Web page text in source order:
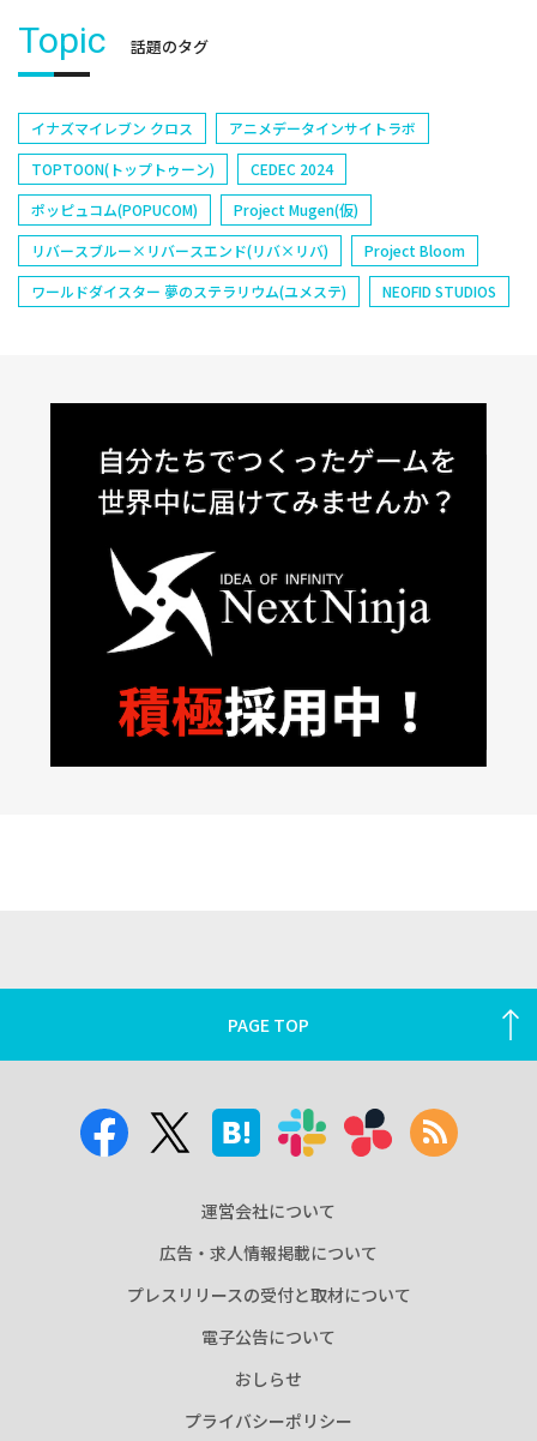
Topic 話題のタグ
イナズマイレブン クロス
アニメデータインサイトラボ
TOPTOON(トップトゥーン)
CEDEC 2024
ポッピュコム(POPUCOM)
Project Mugen(仮)
リバースブルー×リバースエンド(リバ×リバ)
Project Bloom
ワールドダイスター 夢のステラリウム(ユメステ)
NEOFID STUDIOS
PAGE TOP
運営会社について
広告・求人情報掲載について
プレスリリースの受付と取材について
電子公告について
おしらせ
プライバシーポリシー